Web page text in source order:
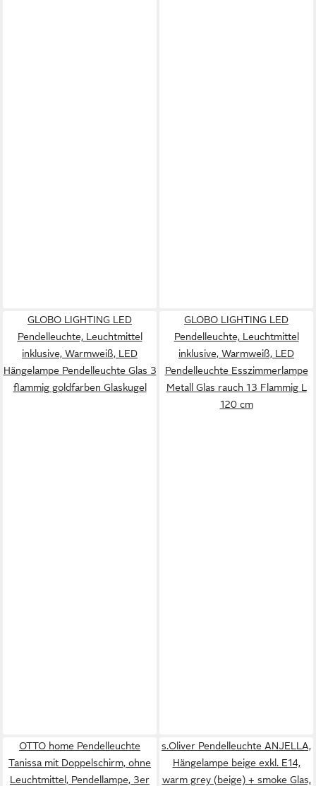
GLOBO LIGHTING LED
Pendelleuchte, Leuchtmittel
inklusive, Warmweiß, LED
Hängelampe Pendelleuchte Glas 3
flammig goldfarben Glaskugel
GLOBO LIGHTING LED
Pendelleuchte, Leuchtmittel
inklusive, Warmweiß, LED
Pendelleuchte Esszimmerlampe
Metall Glas rauch 13 Flammig L
120 cm
OTTO home Pendelleuchte
Tanissa mit Doppelschirm, ohne
Leuchtmittel, Pendellampe, 3er
s.Oliver Pendelleuchte ANJELLA,
Hängelampe beige exkl. E14,
warm grey (beige) + smoke Glas,